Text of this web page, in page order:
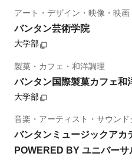
アート・デザイン・映像・映画
バンタン芸術学院
大学部
製菓・カフェ・和洋調理
バンタン国際製菓カフェ和
大学部
音楽・アーティスト・サウンド
バンタンミュージックアカ
POWERED BY ユニバーサ